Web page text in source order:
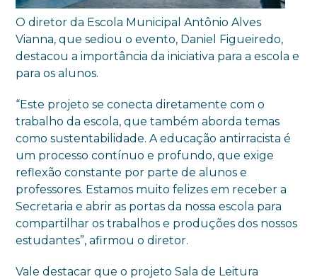
O diretor da Escola Municipal Antônio Alves
Vianna, que sediou o evento, Daniel Figueiredo,
destacou a importância da iniciativa para a escola e
para os alunos.
“Este projeto se conecta diretamente com o
trabalho da escola, que também aborda temas
como sustentabilidade. A educação antirracista é
um processo contínuo e profundo, que exige
reflexão constante por parte de alunos e
professores. Estamos muito felizes em receber a
Secretaria e abrir as portas da nossa escola para
compartilhar os trabalhos e produções dos nossos
estudantes”, afirmou o diretor.
Vale destacar que o projeto Sala de Leitura